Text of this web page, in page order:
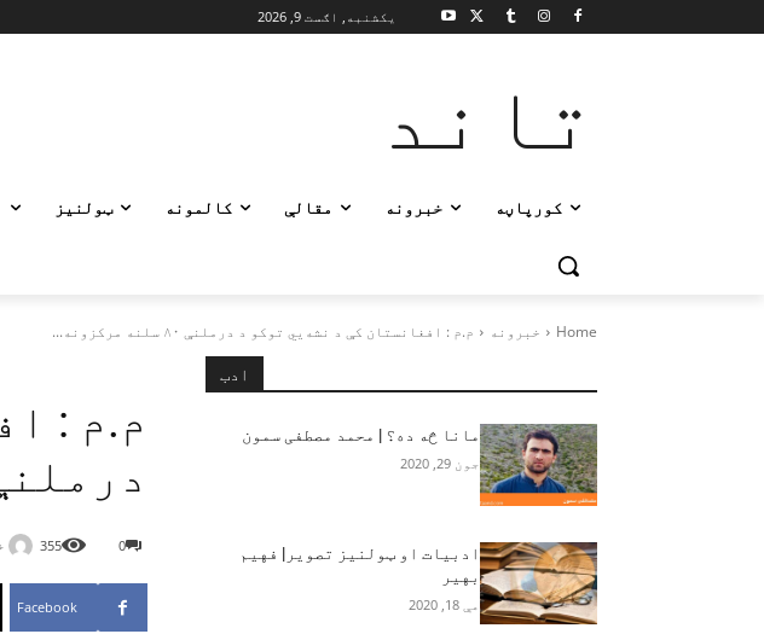
یکشنبه, اګست 9, 2026
تاند
کورپاڼه خبرونه مقالې کالمونه ټولنیز
Home خبرونه م.م : افغانستان کې د نشه‌يي توکو د درملنې ۸۰ سلنه مرکزونه...
م.م :
درملنې ۸۰ سلنه مرکزونه
0
355
Facebook
ادب
مانا څه ده؟ | محمد مصطفی سمون‎
جون 29, 2020
ادبیات او ټولنیز تصویر| فهیم
بهیر
مې 18, 2020